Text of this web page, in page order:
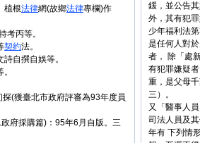
植根法律網(故鄉法律專欄)作
考丙等。
契約法。
自撰自娛等。
(獲臺北市政府評審為93年度員
.政府採購篇)：95年6月自版。三
鍰，並公告
外，其有犯
少年福利法
是任何人對
者， 除「處
有犯罪嫌疑
重，是父母
三）。
又「醫事人
司法人員及
年有 下列情